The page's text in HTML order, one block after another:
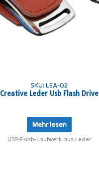
SKU: LEA-02
Creative Leder Usb Flash Drive
Mehr lesen
USB-Flash-Laufwerk aus Leder